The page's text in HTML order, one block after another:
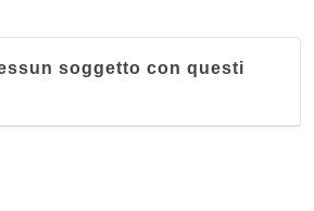
soggetto con questi